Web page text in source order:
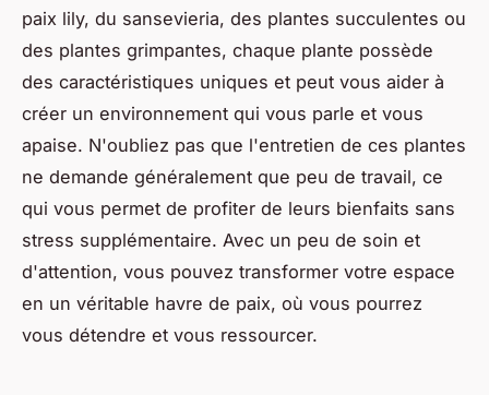
paix lily, du sansevieria, des plantes succulentes ou
des plantes grimpantes, chaque plante possède
des caractéristiques uniques et peut vous aider à
créer un environnement qui vous parle et vous
apaise. N'oubliez pas que l'entretien de ces plantes
ne demande généralement que peu de travail, ce
qui vous permet de profiter de leurs bienfaits sans
stress supplémentaire. Avec un peu de soin et
d'attention, vous pouvez transformer votre espace
en un véritable havre de paix, où vous pourrez
vous détendre et vous ressourcer.